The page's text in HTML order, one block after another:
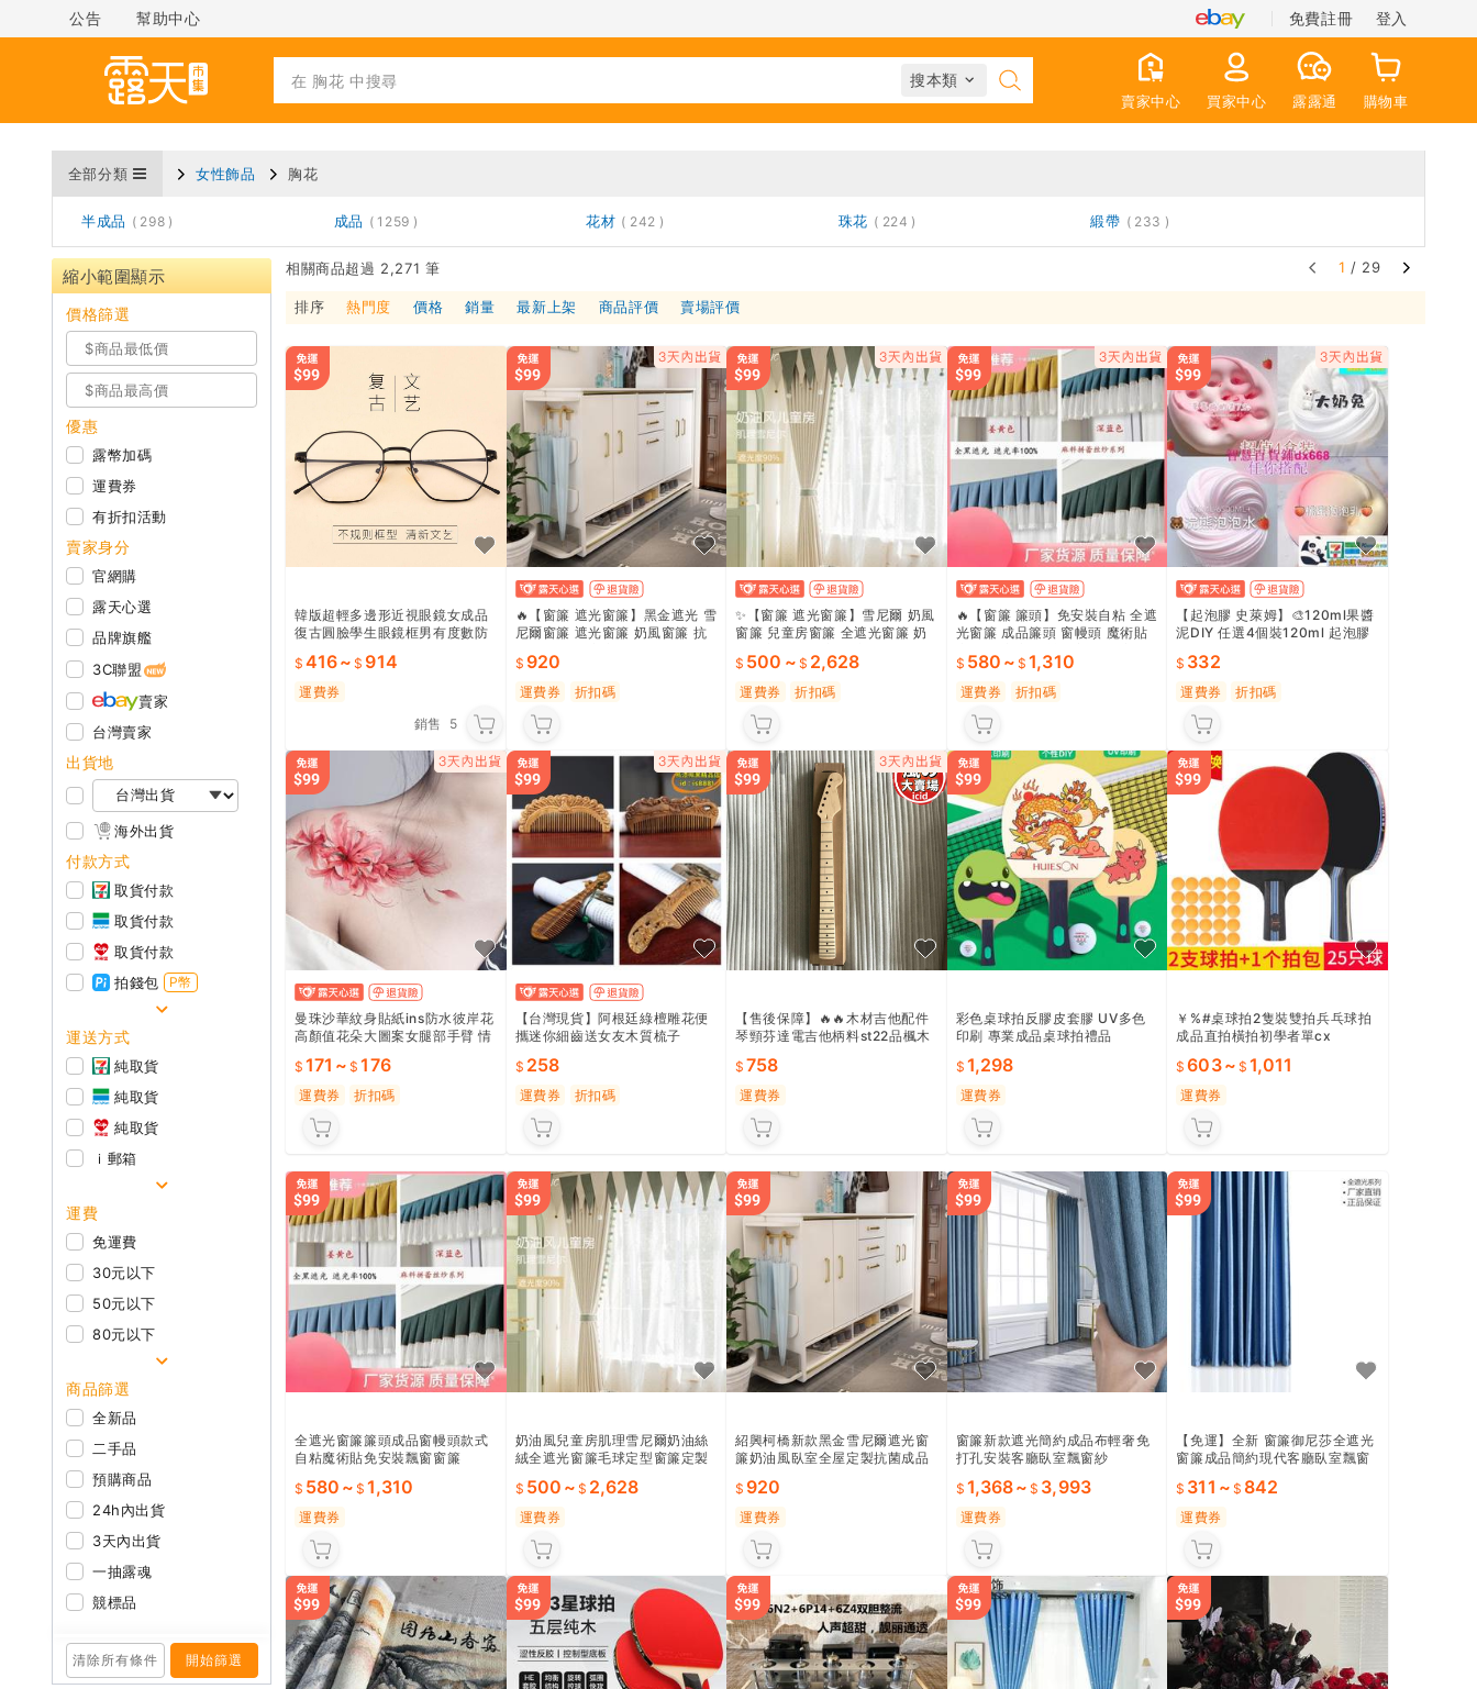
公告 幫助中心 免費註冊 登入
賣家中心 買家中心 露露通 購物車
全部分類 女性飾品 胸花
半成品 298 成品 1259 花材 242 珠花 224 緞帶 233
縮小範圍顯示
價格篩選
優惠
露幣加碼
運費券
有折扣活動
賣家身分
官網購
露天心選
品牌旗艦
3C聯盟
賣家
台灣賣家
出貨地
海外出貨
付款方式
取貨付款
取貨付款
取貨付款
拍錢包
P幣
運送方式
純取貨
純取貨
純取貨
ｉ郵箱
運費
免運費
30元以下
50元以下
80元以下
商品篩選
全新品
二手品
預購商品
24h內出貨
3天內出貨
一抽露魂
競標品
清除所有條件 開始篩選
相關商品超過 2,271 筆 1 / 29
排序 熱門度 價格 銷量 最新上架 商品評價 賣場評價
韓版超輕多邊形近視眼鏡女成品
復古圓臉學生眼鏡框男有度數防
416~ 914
運費券
銷售
5
🔥【窗簾 遮光窗簾】黑金遮光 雪
尼爾窗簾 遮光窗簾 奶風窗簾 抗
室客廳 全屋定製 多色可選 送定
型⭐
920
運費券 折扣碼
✨【窗簾 遮光窗簾】雪尼爾 奶風
窗簾 兒童房窗簾 全遮光窗簾 奶
軟高級 遮光隔音 多色可選 臥室
必備
500 ~ 2,628
運費券 折扣碼
🔥【窗簾 簾頭】免安裝自粘 全遮
光窗簾 成品簾頭 窗幔頭 魔術貼
窗 即貼即美 多色可選 出租房必
備 遮光隔熱⭐
580 ~ 1,310
運費券 折扣碼
【起泡膠 史萊姆】🎨120ml果醬
泥DIY 任選4個裝120ml 起泡膠
DIY手工輕便攜帶 兒童娛樂 親子
互動 創意手工
332
運費券 折扣碼
曼珠沙華紋身貼紙ins防水彼岸花
高顏值花朵大圖案女腿部手臂 情
171 ~ 176
運費券 折扣碼
【台灣現貨】阿根廷綠檀雕花便
攜迷你細齒送女友木質梳子
258
運費券 折扣碼
【售後保障】🔥🔥木材吉他配件
琴頸芬達電吉他柄料st22品楓木
758
運費券
彩色桌球拍反膠皮套膠 UV多色
印刷 專業成品桌球拍禮品
1,298
運費券
￥%#桌球拍2隻裝雙拍兵乓球拍
成品直拍橫拍初學者單cx
603~ 1,011
運費券
全遮光窗簾簾頭成品窗幔頭款式
自粘魔術貼免安裝飄窗窗簾
580 ~ 1,310
運費券
奶油風兒童房肌理雪尼爾奶油絲
絨全遮光窗簾毛球定型窗簾定製
500 ~ 2,628
運費券
紹興柯橋新款黑金雪尼爾遮光窗
簾奶油風臥室全屋定製抗菌成品
920
運費券
窗簾新款遮光簡約成品布輕奢免
打孔安裝客廳臥室飄窗紗
1,368~ 3,993
運費券
【免運】全新 窗簾御尼莎全遮光
窗簾成品簡約現代客廳臥室飄窗
311 ~ 842
運費券